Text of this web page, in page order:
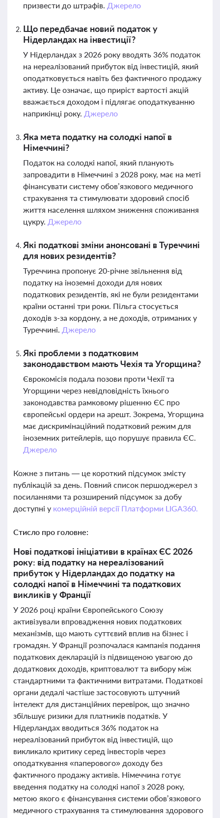
призвести до штрафів. Джерело
Що передбачає новий податок у
Нідерландах на інвестиції?
У Нідерландах з 2026 року вводять 36% податок
на нереалізований прибуток від інвестицій, який
оподатковується навіть без фактичного продажу
активу. Це означає, що приріст вартості акцій
вважається доходом і підлягає оподаткуванню
наприкінці року. Джерело
Яка мета податку на солодкі напої в
Німеччині?
Податок на солодкі напої, який планують
запровадити в Німеччині з 2028 року, має на меті
фінансувати систему обов’язкового медичного
страхування та стимулювати здоровий спосіб
життя населення шляхом зниження споживання
цукру. Джерело
Які податкові зміни анонсовані в Туреччині
для нових резидентів?
Туреччина пропонує 20-річне звільнення від
податку на іноземні доходи для нових
податкових резидентів, які не були резидентами
країни останні три роки. Пільга стосується
доходів з-за кордону, а не доходів, отриманих у
Туреччині. Джерело
Які проблеми з податковим
законодавством мають Чехія та Угорщина?
Єврокомісія подала позови проти Чехії та
Угорщини через невідповідність їхнього
законодавства рамковому рішенню ЄС про
європейські ордери на арешт. Зокрема, Угорщина
має дискримінаційний податковий режим для
іноземних ритейлерів, що порушує правила ЄС.
Джерело
Кожне з питань — це короткий підсумок змісту
публікацій за день. Повний список першоджерел з
посиланнями та розширений підсумок за добу
доступні у комерційній версії Платформи LIGA360.
Стисло про головне:
Нові податкові ініціативи в країнах ЄС 2026
року: від податку на нереалізований
прибуток у Нідерландах до податку на
солодкі напої в Німеччині та податкових
викликів у Франції
У 2026 році країни Європейського Союзу
активізували впровадження нових податкових
механізмів, що мають суттєвий вплив на бізнес і
громадян. У Франції розпочалася кампанія подання
податкових декларацій із підвищеною увагою до
додаткових доходів, криптовалют та вибору між
стандартними та фактичними витратами. Податкові
органи дедалі частіше застосовують штучний
інтелект для дистанційних перевірок, що значно
збільшує ризики для платників податків. У
Нідерландах вводиться 36% податок на
нереалізований прибуток від інвестицій, що
викликало критику серед інвесторів через
оподаткування «паперового» доходу без
фактичного продажу активів. Німеччина готує
введення податку на солодкі напої з 2028 року,
метою якого є фінансування системи обов’язкового
медичного страхування та стимулювання здорового